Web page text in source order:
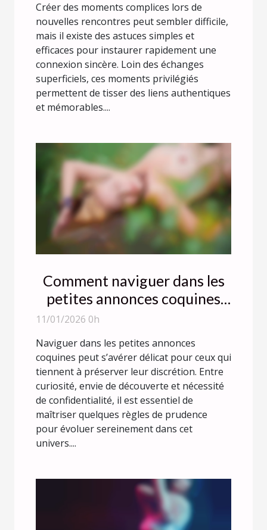
Créer des moments complices lors de
nouvelles rencontres peut sembler difficile,
mais il existe des astuces simples et
efficaces pour instaurer rapidement une
connexion sincère. Loin des échanges
superficiels, ces moments privilégiés
permettent de tisser des liens authentiques
et mémorables....
Comment naviguer dans les
petites annonces coquines
avec discrétion ?
11/01/2026 0h
Naviguer dans les petites annonces
coquines peut s’avérer délicat pour ceux qui
tiennent à préserver leur discrétion. Entre
curiosité, envie de découverte et nécessité
de confidentialité, il est essentiel de
maîtriser quelques règles de prudence
pour évoluer sereinement dans cet
univers....